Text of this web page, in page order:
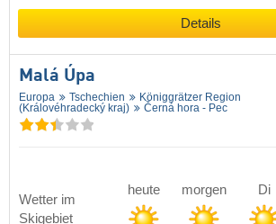
Details
Malá Úpa
Europa Tschechien
Königgrätzer Region
(Královéhradecký kraj)
Černá hora - Pec
Wetter im
Skigebiet
heute morgen Di